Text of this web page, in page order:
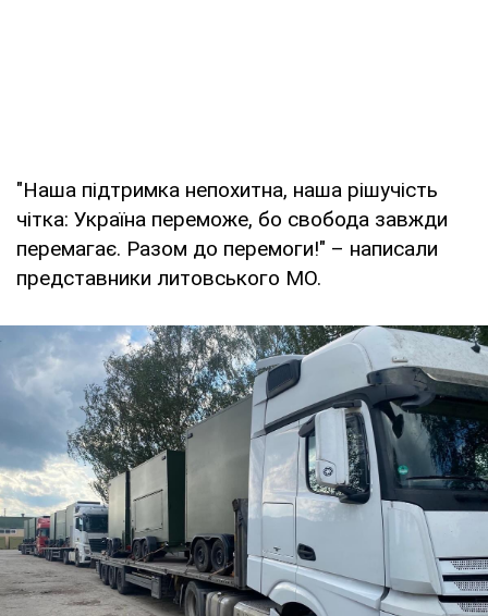
"Наша підтримка непохитна, наша рішучість
чітка: Україна переможе, бо свобода завжди
перемагає. Разом до перемоги!" – написали
представники литовського МО.